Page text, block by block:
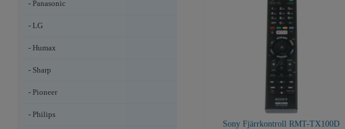
- Panasonic
- LG
- Humax
- Sharp
- Pioneer
- Philips
Sony Fjärrkontroll RMT-TX100D